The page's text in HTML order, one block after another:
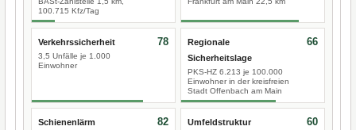
100.715 Kfz/Tag
Verkehrssicherheit
3,5 Unfälle je 1.000
Einwohner
78
Regionale
Sicherheitslage
PKS-HZ 6.213 je 100.000
Einwohner in der kreisfreien
Stadt Offenbach am Main
66
Schienenlärm 82 Umfeldstruktur 60